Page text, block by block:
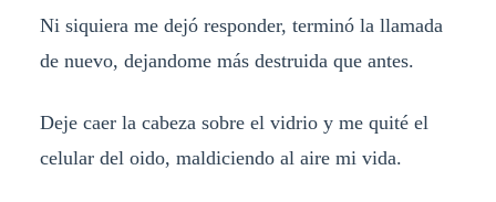
Ni siquiera me dejó responder, terminó la llamada
de nuevo, dejandome más destruida que antes.
Deje caer la cabeza sobre el vidrio y me quité el
celular del oido, maldiciendo al aire mi vida.